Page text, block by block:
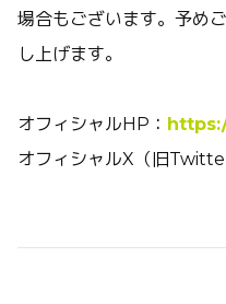
場合もございます。予め
し上げます。
オフィシャルHP：
オフィシャルX（旧